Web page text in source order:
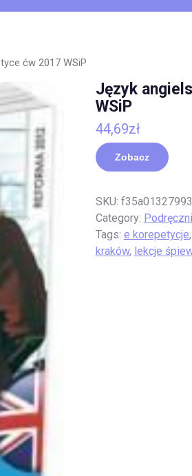
ćw 2017 WSiP
Język
WSiP
44,69zł
Zobacz
SKU: f35a01327993
Category:
Tags: e korepetycje,
kraków, lekcje